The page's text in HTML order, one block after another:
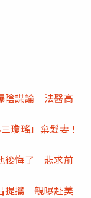
陰謀論 法醫高
瓊瑤」棄髮妻！
後悔了 悲求前
提攜 親曝赴美